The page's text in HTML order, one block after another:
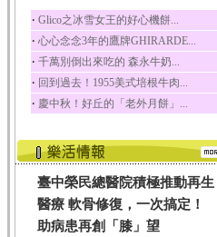
五味子
五味子性質溫熱所含營
養成分有揮發油、檸...
草魚
草魚含有維生素A、維生
素C、及豐富的蛋白...
‧ Glico之冰雪女王的好心機餅...
‧ 心心念念3年的鷹牌GHIRARDE...
‧ 千萬別倒出來吃的 森永牛奶...
‧ 回到過去！1955美式培根牛肉...
‧ 慶中秋！好丘的「老外月餅」...
臺中榮民總醫院積極推動再生
醫療 軟骨修復，一次搞定！
助病患再創「膝」望